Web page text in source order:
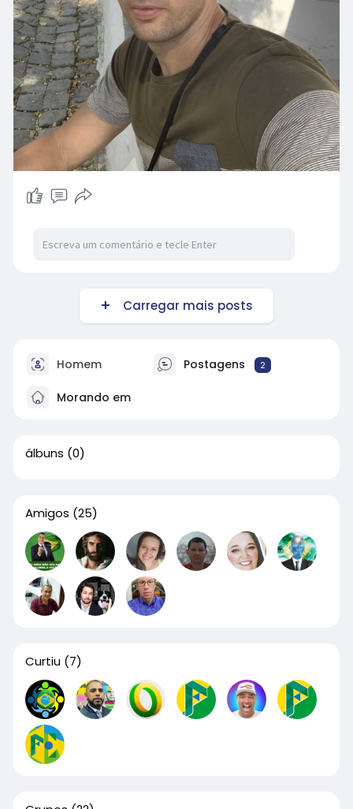
Carregar mais posts
Homem Postagens 2
Morando em
álbuns (0)
Amigos (25)
Curtiu (7)